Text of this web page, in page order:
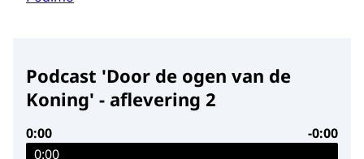
Podcast 'Door de ogen van de
Koning' - aflevering 2
0:00
0:00
-0:00